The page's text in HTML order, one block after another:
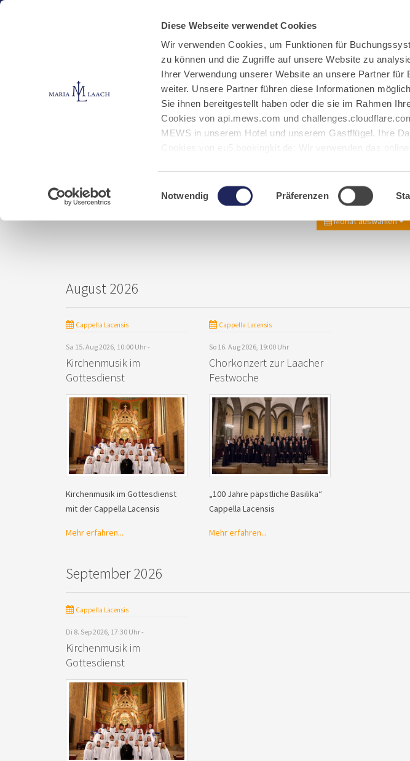
Diese Webseite verwendet Cookies
Wir verwenden Cookies, um Funktionen für
zu können und die Zugriffe auf unsere Website zu
Ihrer Verwendung unserer Website an unsere Partner für
weiter. Unsere Partner führen diese Informationen
Sie ihnen bereitgestellt haben oder die sie im Rahmen
Cookies von api.mews.com und
MEWS in unserem Hotel und unserem Gastflügel. Ihre
Einwilligungsauswahl
Notwendig Präferenzen
Kloster Klosterbetriebe Spenden
Veranstaltungen
Veranstaltungen
Monat auswählen
August 2026
Cappella Lacensis
Sa 15. Aug 2026, 10:00 Uhr -
Kirchenmusik im
Gottesdienst
Kirchenmusik im Gottesdienst
mit der Cappella Lacensis
Mehr erfahren...
Cappella Lacensis
So 16. Aug 2026, 19:00 Uhr
Chorkonzert zur Laacher
Festwoche
„100 Jahre päpstliche Basilika“
Cappella Lacensis
Mehr erfahren...
September 2026
Cappella Lacensis
Di 8. Sep 2026, 17:30 Uhr -
Kirchenmusik im
Gottesdienst